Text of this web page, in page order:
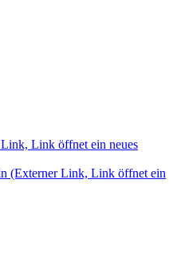
Link öffnet ein neues
(Externer Link, Link öffnet ein